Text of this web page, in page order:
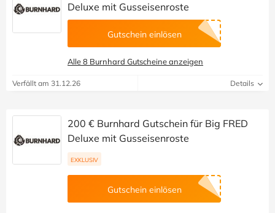
Deluxe mit Gusseisenroste
Gutschein einlösen
Alle 8 Burnhard Gutscheine anzeigen
Verfällt am 31.12.26 Details
200 € Burnhard Gutschein für Big FRED
Deluxe mit Gusseisenroste
EXKLUSIV
Gutschein einlösen